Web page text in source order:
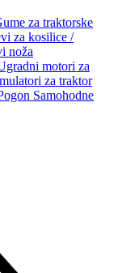
za traktorske
za kosilice /
noža
motori za
za traktor
Samohodne